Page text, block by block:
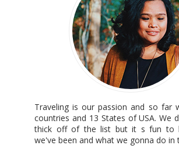
Traveling is our passion and so far
countries and 13 States of USA. We
thick off of the list but it s fun to
we've been and what we gonna do in